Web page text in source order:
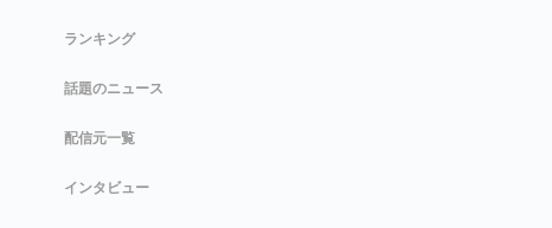
ランキング
話題のニュース
配信元一覧
インタビュー